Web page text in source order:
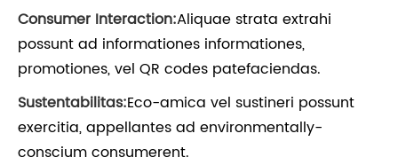
Consumer Interaction:Aliquae strata extrahi
possunt ad informationes informationes,
promotiones, vel QR codes patefaciendas.
Sustentabilitas:Eco-amica vel sustineri possunt
exercitia, appellantes ad environmentally-
conscium consumerent.